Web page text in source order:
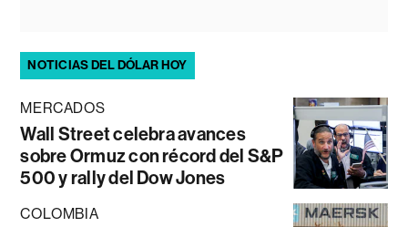
NOTICIAS DEL DÓLAR HOY
MERCADOS
Wall Street celebra avances
sobre Ormuz con récord del S&P
500 y rally del Dow Jones
COLOMBIA